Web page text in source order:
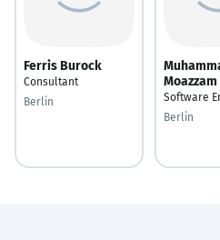
Ferris Burock
Consultant
Berlin
Moazzam
Software
Berlin